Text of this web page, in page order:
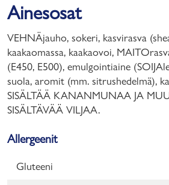
Ainesosat
VEHNÄjauho, sokeri, kasvirasva
kaakaomassa, kaakaovoi,
(E450, E500), emulgointiaine
suola, aromit (mm. sitrushedelmä),
SISÄLTÄÄ KANANMUNAA JA
SISÄLTÄVÄÄ VILJAA.
Allergeenit
Gluteeni